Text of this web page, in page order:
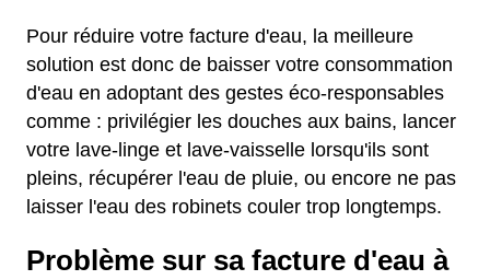
Pour réduire votre facture d'eau, la meilleure
solution est donc de baisser votre consommation
d'eau en adoptant des gestes éco-responsables
comme : privilégier les douches aux bains, lancer
votre lave-linge et lave-vaisselle lorsqu'ils sont
pleins, récupérer l'eau de pluie, ou encore ne pas
laisser l'eau des robinets couler trop longtemps.
Problème sur sa facture d'eau à